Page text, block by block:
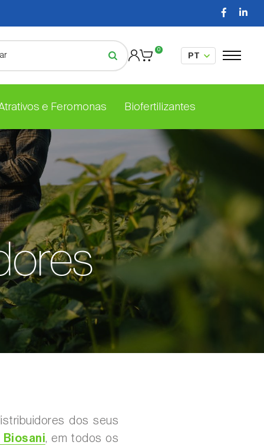
0
e Feromonas Biofertilizantes
dos seus
Biosani, em todos os